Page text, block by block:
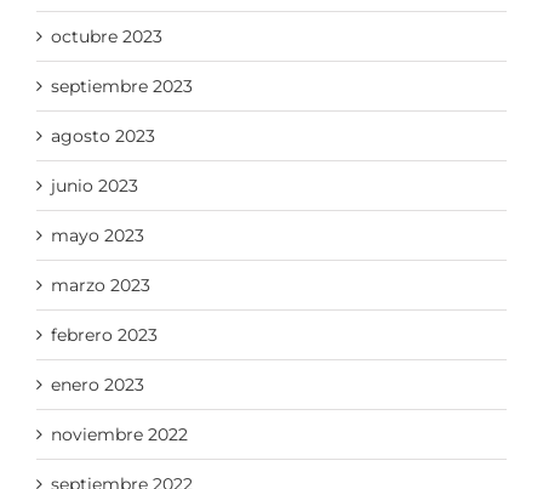
octubre 2023
septiembre 2023
agosto 2023
junio 2023
mayo 2023
marzo 2023
febrero 2023
enero 2023
noviembre 2022